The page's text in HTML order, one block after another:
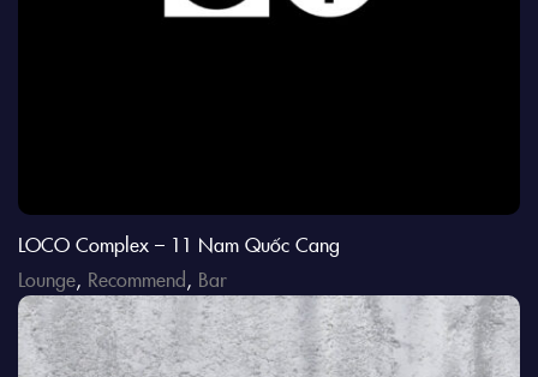
LOCO Complex – 11 Nam Quốc Cang
Lounge, Recommend, Bar